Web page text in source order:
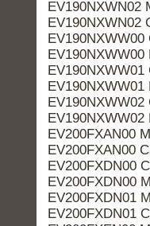
EV190NXWN02
EV190NXWN02
EV200FXAN00
EV200FXAN00
EV200FXDN00
EV200FXDN00
EV200FXDN01
EV200FXDN01